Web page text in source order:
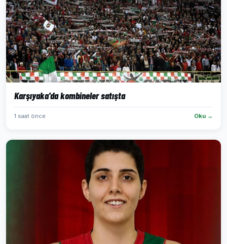
Karşıyaka'da kombineler satışta
1 saat önce Oku →